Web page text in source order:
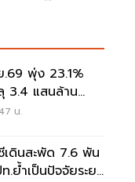
.69 พุ่ง 23.1%
3.4 แสนล้าน
ารณ์
น.
ดินสะพัด 7.6 พัน
ย้ำเป็นปัจจัยระยะ